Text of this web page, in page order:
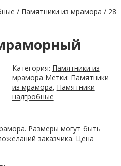
/ Памятники из мрамора / 28
Категория: Памятники из
мрамора Метки: Памятники
из мрамора, Памятники
надгробные
Размеры могут быть
заказчика. Цена